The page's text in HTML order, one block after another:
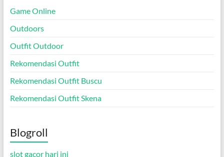
Game Online
Outdoors
Outfit Outdoor
Rekomendasi Outfit
Rekomendasi Outfit Buscu
Rekomendasi Outfit Skena
Blogroll
slot gacor hari ini